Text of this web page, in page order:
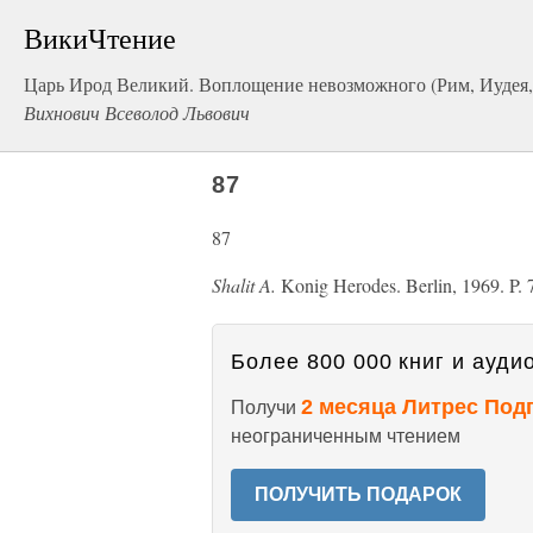
ВикиЧтение
Царь Ирод Великий. Воплощение невозможного (Рим,
Вихнович Всеволод Львович
87
87
Shalit A. Konig Herodes. Berlin, 1969. P.
Более 800 000 книг и
Получи 2 месяца Литрес
неограниченным чтением
ПОЛУЧИТЬ ПОДАРОК